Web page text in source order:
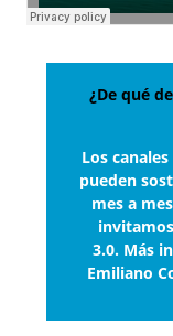
¿De qué
Los
pueden
mes a
3.0. Más
Emiliano